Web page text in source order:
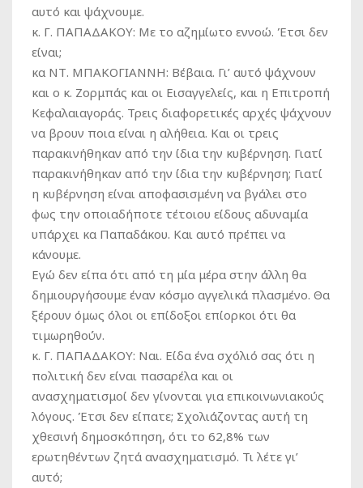
αυτό και ψάχνουμε.
κ. Γ. ΠΑΠΑΔΑΚΟΥ: Με το αζημίωτο εννοώ. Έτσι δεν
είναι;
κα ΝΤ. ΜΠΑΚΟΓΙΑΝΝΗ: Βέβαια. Γι’ αυτό ψάχνουν
και ο κ. Ζορμπάς και οι Εισαγγελείς, και η Επιτροπή
Κεφαλαιαγοράς. Τρεις διαφορετικές αρχές ψάχνουν
να βρουν ποια είναι η αλήθεια. Και οι τρεις
παρακινήθηκαν από την ίδια την κυβέρνηση. Γιατί
παρακινήθηκαν από την ίδια την κυβέρνηση; Γιατί
η κυβέρνηση είναι αποφασισμένη να βγάλει στο
φως την οποιαδήποτε τέτοιου είδους αδυναμία
υπάρχει κα Παπαδάκου. Και αυτό πρέπει να
κάνουμε.
Εγώ δεν είπα ότι από τη μία μέρα στην άλλη θα
δημιουργήσουμε έναν κόσμο αγγελικά πλασμένο. Θα
ξέρουν όμως όλοι οι επίδοξοι επίορκοι ότι θα
τιμωρηθούν.
κ. Γ. ΠΑΠΑΔΑΚΟΥ: Ναι. Είδα ένα σχόλιό σας ότι η
πολιτική δεν είναι πασαρέλα και οι
ανασχηματισμοί δεν γίνονται για επικοινωνιακούς
λόγους. Έτσι δεν είπατε; Σχολιάζοντας αυτή τη
χθεσινή δημοσκόπηση, ότι το 62,8% των
ερωτηθέντων ζητά ανασχηματισμό. Τι λέτε γι’
αυτό;